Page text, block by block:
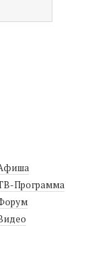
Программа